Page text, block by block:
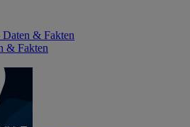
& Fakten
& Fakten